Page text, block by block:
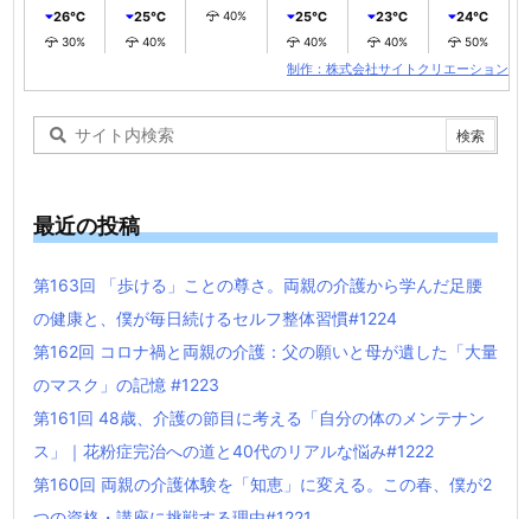
26℃
30%
25℃
40%
40%
25℃
40%
23℃
40%
24℃
50%
制作：株式会社サイトクリエーション
最近の投稿
第163回 「歩ける」ことの尊さ。両親の介護から学んだ足腰
の健康と、僕が毎日続けるセルフ整体習慣#1224
第162回 コロナ禍と両親の介護：父の願いと母が遺した「大量
のマスク」の記憶 #1223
第161回 48歳、介護の節目に考える「自分の体のメンテナン
ス」｜花粉症完治への道と40代のリアルな悩み#1222
第160回 両親の介護体験を「知恵」に変える。この春、僕が2